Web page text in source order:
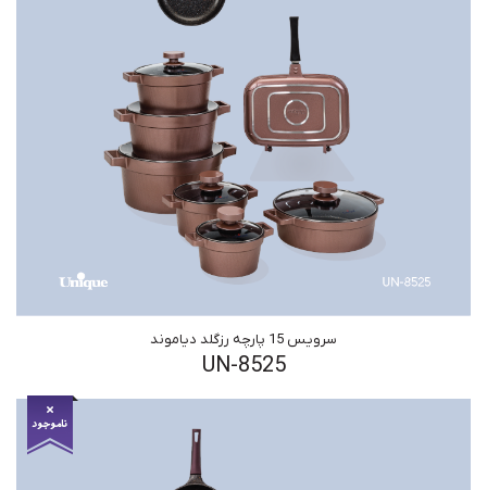
سرویس 15 پارچه رزگلد دیاموند
UN-8525